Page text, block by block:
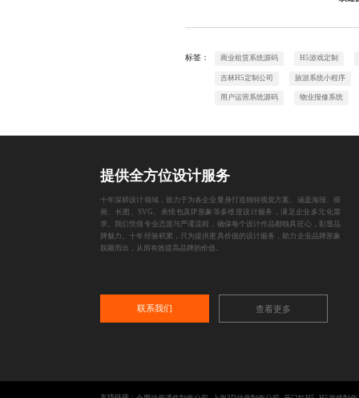
标签： 商业租赁系统源码 H5游戏定制
吉林H5定制公司 旅游系统小程序
用户运营系统源码 物业报修系统
提供全方位设计服务
十年深耕设计领域，致力于为各企业量身打造独特视觉方案。涵盖海报、插
画、长图、SVG、表情包及IP形象等多维度设计服务，满足企业多元化需
求。我们凭借专业态度与严谨流程，确保每个设计作品都独具匠心，彰显品
牌魅力。十年经验积累，只为提供更具价值的设计服务，助力企业品牌形象
脱颖而出，从而有效提高品牌的价值。
联系我们 查看更多